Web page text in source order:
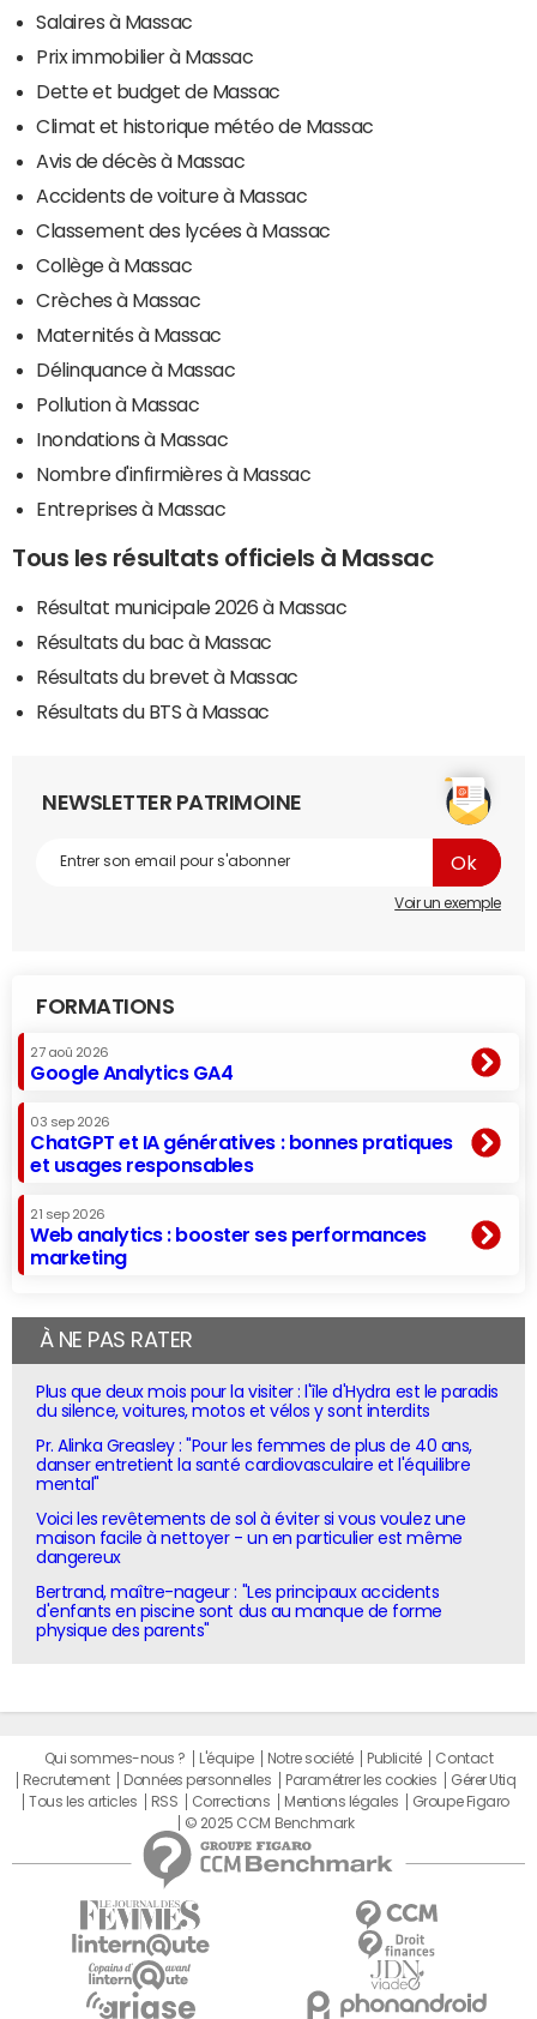
Salaires à Massac
Prix immobilier à Massac
Dette et budget de Massac
Climat et historique météo de Massac
Avis de décès à Massac
Accidents de voiture à Massac
Classement des lycées à Massac
Collège à Massac
Crèches à Massac
Maternités à Massac
Délinquance à Massac
Pollution à Massac
Inondations à Massac
Nombre d'infirmières à Massac
Entreprises à Massac
Tous les résultats officiels à Massac
Résultat municipale 2026 à Massac
Résultats du bac à Massac
Résultats du brevet à Massac
Résultats du BTS à Massac
NEWSLETTER PATRIMOINE
Voir un exemple
FORMATIONS
27 aoû 2026
Google Analytics GA4
03 sep 2026
ChatGPT et IA génératives : bonnes pratiques
et usages responsables
21 sep 2026
Web analytics : booster ses performances
marketing
À NE PAS RATER
Plus que deux mois pour la visiter : l'île d'Hydra est le paradis
du silence, voitures, motos et vélos y sont interdits
Pr. Alinka Greasley : "Pour les femmes de plus de 40 ans,
danser entretient la santé cardiovasculaire et l'équilibre
mental"
Voici les revêtements de sol à éviter si vous voulez une
maison facile à nettoyer - un en particulier est même
dangereux
Bertrand, maître-nageur : "Les principaux accidents
d'enfants en piscine sont dus au manque de forme
physique des parents"
Qui sommes-nous ? L'équipe Notre société Publicité
Contact
Recrutement
Données personnelles Paramétrer les cookies
Gérer Utiq
Tous les articles
RSS Corrections Mentions légales
Groupe Figaro
© 2025 CCM Benchmark